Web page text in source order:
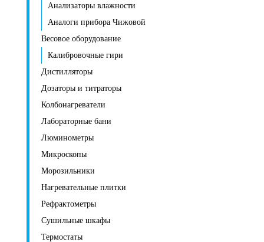
Анализаторы влажности
Аналоги прибора Чижовой
Весовое оборудование
Калибровочные гири
Дистилляторы
Дозаторы и титраторы
Колбонагреватели
Лабораторные бани
Люминометры
Микроскопы
Морозильники
Нагревательные плитки
Рефрактометры
Сушильные шкафы
Термостаты